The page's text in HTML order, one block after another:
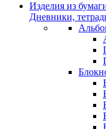
Изделия из
Дневники,